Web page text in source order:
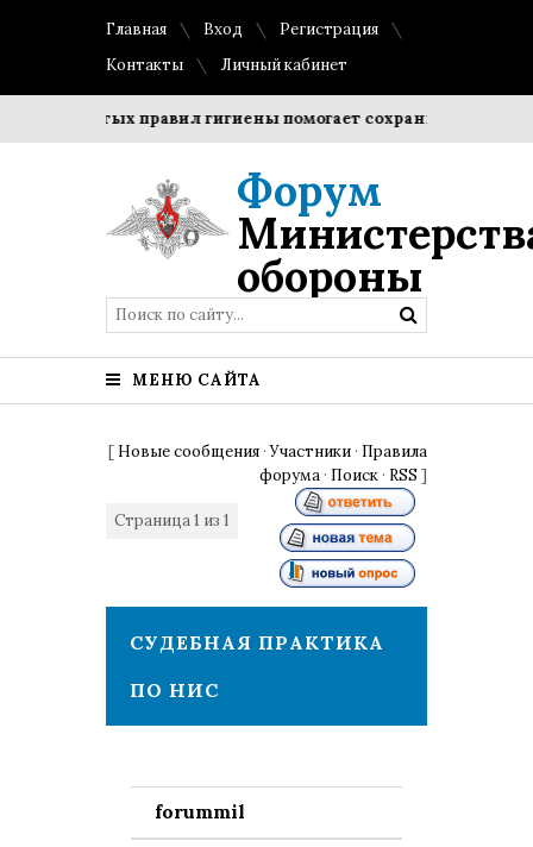
Главная Вход
Регистрация
Контакты
Личный кабинет
правил гигиены помогает сохранить прозрачность
Форум
обороны
МЕНЮ САЙТА
[ Новые сообщения ·Участники · Правила
форума · Поиск · RSS ]
Страница1 из 1
СУДЕБНАЯ ПРАКТИКА
ПО НИС
forummil